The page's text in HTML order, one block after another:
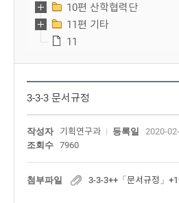
10편 산학협력단
11편 기타
11
3-3-3 문서규정
작성자 기획연구과 등록일
2020-
조회수
7960
첨부파일 3-3-3++「문서규정」